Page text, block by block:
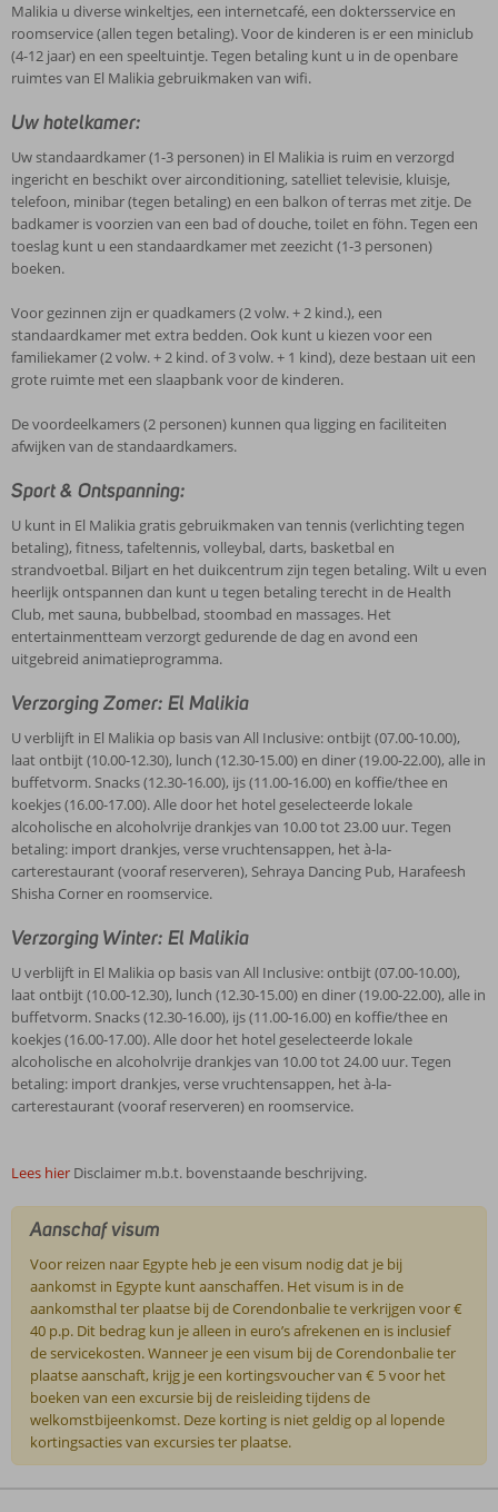
Malikia u diverse winkeltjes, een internetcafé, een doktersservice en
roomservice (allen tegen betaling). Voor de kinderen is er een miniclub
(4-12 jaar) en een speeltuintje. Tegen betaling kunt u in de openbare
ruimtes van El Malikia gebruikmaken van wifi.
Uw hotelkamer:
Uw standaardkamer (1-3 personen) in El Malikia is ruim en verzorgd
ingericht en beschikt over airconditioning, satelliet televisie, kluisje,
telefoon, minibar (tegen betaling) en een balkon of terras met zitje. De
badkamer is voorzien van een bad of douche, toilet en föhn. Tegen een
toeslag kunt u een standaardkamer met zeezicht (1-3 personen)
boeken.
Voor gezinnen zijn er quadkamers (2 volw. + 2 kind.), een
standaardkamer met extra bedden. Ook kunt u kiezen voor een
familiekamer (2 volw. + 2 kind. of 3 volw. + 1 kind), deze bestaan uit een
grote ruimte met een slaapbank voor de kinderen.
De voordeelkamers (2 personen) kunnen qua ligging en faciliteiten
afwijken van de standaardkamers.
Sport & Ontspanning:
U kunt in El Malikia gratis gebruikmaken van tennis (verlichting tegen
betaling), fitness, tafeltennis, volleybal, darts, basketbal en
strandvoetbal. Biljart en het duikcentrum zijn tegen betaling. Wilt u even
heerlijk ontspannen dan kunt u tegen betaling terecht in de Health
Club, met sauna, bubbelbad, stoombad en massages. Het
entertainmentteam verzorgt gedurende de dag en avond een
uitgebreid animatieprogramma.
Verzorging Zomer: El Malikia
U verblijft in El Malikia op basis van All Inclusive: ontbijt (07.00-10.00),
laat ontbijt (10.00-12.30), lunch (12.30-15.00) en diner (19.00-22.00), alle in
buffetvorm. Snacks (12.30-16.00), ijs (11.00-16.00) en koffie/thee en
koekjes (16.00-17.00). Alle door het hotel geselecteerde lokale
alcoholische en alcoholvrije drankjes van 10.00 tot 23.00 uur. Tegen
betaling: import drankjes, verse vruchtensappen, het à-la-
carterestaurant (vooraf reserveren), Sehraya Dancing Pub, Harafeesh
Shisha Corner en roomservice.
Verzorging Winter: El Malikia
U verblijft in El Malikia op basis van All Inclusive: ontbijt (07.00-10.00),
laat ontbijt (10.00-12.30), lunch (12.30-15.00) en diner (19.00-22.00), alle in
buffetvorm. Snacks (12.30-16.00), ijs (11.00-16.00) en koffie/thee en
koekjes (16.00-17.00). Alle door het hotel geselecteerde lokale
alcoholische en alcoholvrije drankjes van 10.00 tot 24.00 uur. Tegen
betaling: import drankjes, verse vruchtensappen, het à-la-
carterestaurant (vooraf reserveren) en roomservice.
Lees hier Disclaimer m.b.t. bovenstaande beschrijving.
Aanschaf visum
Voor reizen naar Egypte heb je een visum nodig dat je bij
aankomst in Egypte kunt aanschaffen. Het visum is in de
aankomsthal ter plaatse bij de Corendonbalie te verkrijgen voor €
40 p.p. Dit bedrag kun je alleen in euro’s afrekenen en is inclusief
de servicekosten. Wanneer je een visum bij de Corendonbalie ter
plaatse aanschaft, krijg je een kortingsvoucher van € 5 voor het
boeken van een excursie bij de reisleiding tijdens de
welkomstbijeenkomst. Deze korting is niet geldig op al lopende
kortingsacties van excursies ter plaatse.